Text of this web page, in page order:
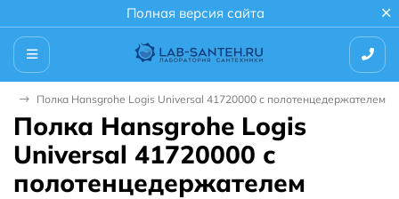
Полная версия сайта
Полка Hansgrohe Logis Universal 41720000 с полотенцедержателем
Полка Hansgrohe Logis
Universal 41720000 с
полотенцедержателем